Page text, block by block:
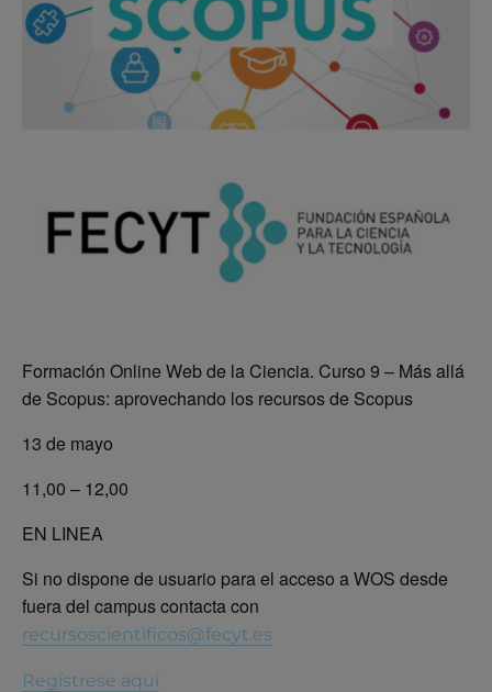
Formación Online Web de la Ciencia. Curso 9 – Más allá
de Scopus: aprovechando los recursos de Scopus
13 de mayo
11,00 – 12,00
EN LINEA
Si no dispone de usuario para el acceso a WOS desde
fuera del campus contacta con
recursoscientificos@fecyt.es
Regístrese aquí